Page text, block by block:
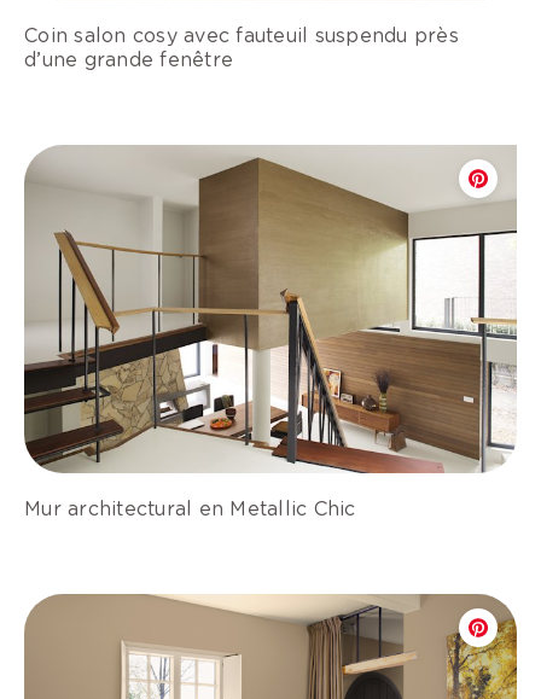
Coin salon cosy avec fauteuil suspendu près
d’une grande fenêtre
Mur architectural en Metallic Chic